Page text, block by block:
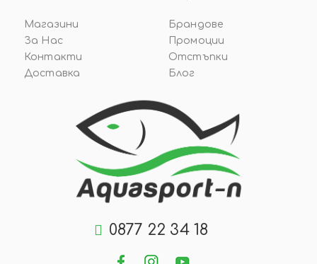
0877 22 34 18
Магазини
За Нас
Контакти
Доставка
Брандове
Промоции
Отстъпки
Блог